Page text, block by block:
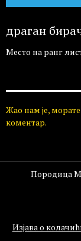
драган
Место на ранг
Жао нам је,
коментар.
Породица
Изјава о